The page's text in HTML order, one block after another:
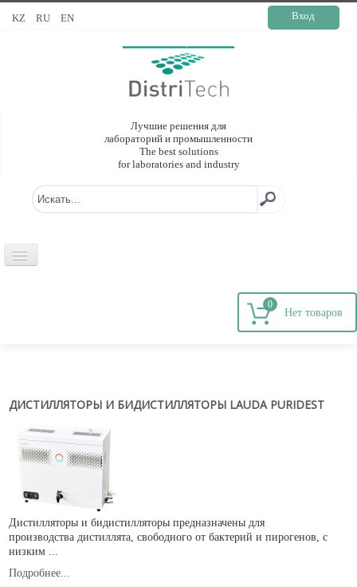
KZ RU EN Вход
Лучшие решения для
лабораторий и промышленности
The best solutions
for laboratories and industry
Compliance
ОБОРУДОВАНИЕ
Лабораторное оборудование
Промышленное оборудование
0
ДИСТИЛЛЯТОРЫ И БИДИСТИЛЛЯТОРЫ LAUDA PURIDEST
Дистилляторы и бидистилляторы предназначены для
производства дистиллята, свободного от бактерий и пирогенов, с
низким ...
Подробнее...